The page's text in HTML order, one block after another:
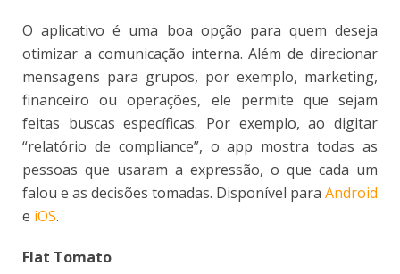
O aplicativo é uma boa opção para quem deseja
otimizar a comunicação interna. Além de direcionar
mensagens para grupos, por exemplo, marketing,
financeiro ou operações, ele permite que sejam
feitas buscas específicas. Por exemplo, ao digitar
“relatório de compliance”, o app mostra todas as
pessoas que usaram a expressão, o que cada um
falou e as decisões tomadas. Disponível para Android
e iOS.
Flat Tomato